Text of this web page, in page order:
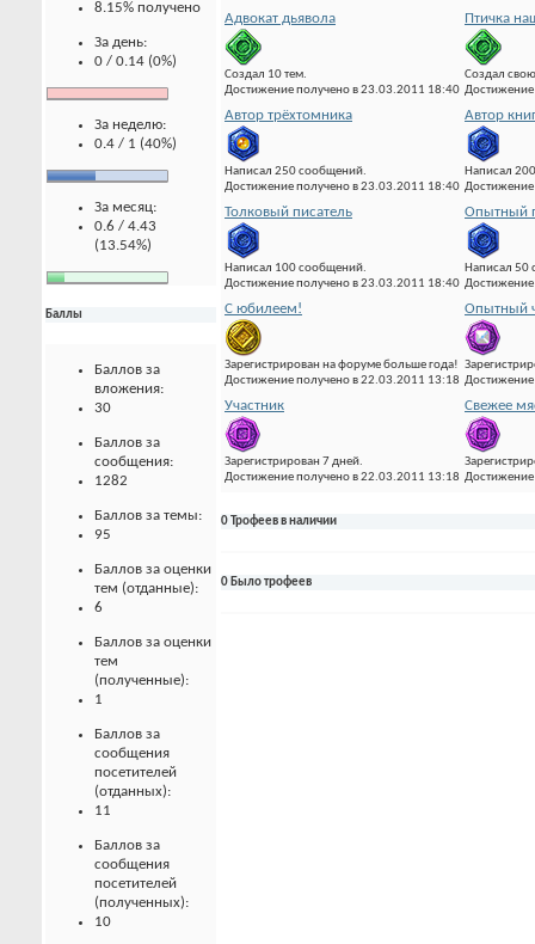
8.15% получено
За день:
0 / 0.14 (0%)
За неделю:
0.4 / 1 (40%)
За месяц:
0.6 / 4.43
(13.54%)
Баллы
Баллов за
вложения:
30
Баллов за
сообщения:
1282
Баллов за темы:
95
Баллов за оценки
тем (отданные):
6
Баллов за оценки
тем
(полученные):
1
Баллов за
сообщения
посетителей
(отданных):
11
Баллов за
сообщения
посетителей
(полученных):
10
Адвокат дьявола
Создал 10 тем.
Достижение получено в 23.03.2011 18:40
Птичка
Создал
Автор трёхтомника
Написал 250 сообщений.
Достижение получено в 23.03.2011 18:40
Автор
Написал
Толковый писатель
Написал 100 сообщений.
Достижение получено в 23.03.2011 18:40
Опытный
Написал 50
С юбилеем!
Зарегистрирован на форуме больше года!
Достижение получено в 22.03.2011 13:18
Опытный
Участник
Зарегистрирован 7 дней.
Достижение получено в 22.03.2011 13:18
Свежее
0 Трофеев в наличии
0 Было трофеев